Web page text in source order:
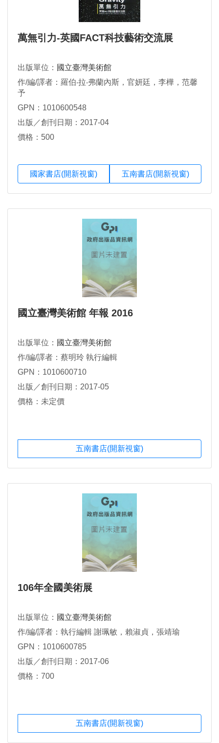
萬無引力-英國FACT科技藝術交流展
出版單位： 國立臺灣美術館
作/編/譯者：羅伯‧拉‧弗蘭內斯，官妍廷，李樺，范馨
予
GPN：1010600548
出版／創刊日期：2017-04
價格：500
國家書店(開新視窗) 五南書店(開新視窗)
國立臺灣美術館 年報 2016
出版單位： 國立臺灣美術館
作/編/譯者：蔡明玲 執行編輯
GPN：1010600710
出版／創刊日期：2017-05
價格：未定價
五南書店(開新視窗)
106年全國美術展
出版單位： 國立臺灣美術館
作/編/譯者：執行編輯 謝珮敏，賴淑貞，張靖瑜
GPN：1010600785
出版／創刊日期：2017-06
價格：700
五南書店(開新視窗)